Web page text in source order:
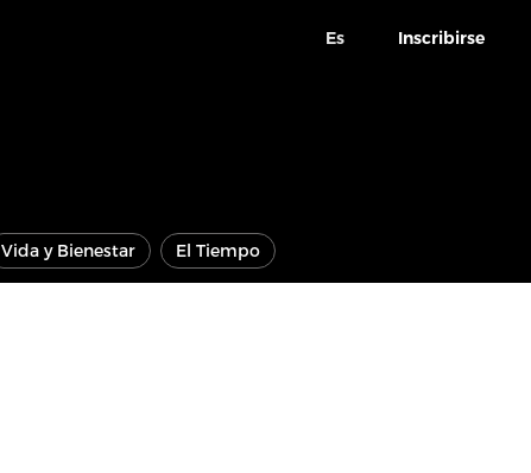
Es Inscribirse
Vida y Bienestar El Tiempo